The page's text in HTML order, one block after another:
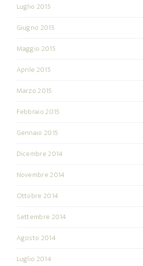
Luglio 2015
Giugno 2015
Maggio 2015
Aprile 2015
Marzo 2015
Febbraio 2015
Gennaio 2015
Dicembre 2014
Novembre 2014
Ottobre 2014
Settembre 2014
Agosto 2014
Luglio 2014